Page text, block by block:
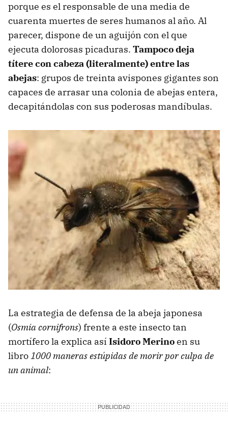
porque es el responsable de una media de
cuarenta muertes de seres humanos al año. Al
parecer, dispone de un aguijón con el que
ejecuta dolorosas picaduras. Tampoco deja
títere con cabeza (literalmente) entre las
abejas: grupos de treinta avispones gigantes son
capaces de arrasar una colonia de abejas entera,
decapitándolas con sus poderosas mandíbulas.
La estrategia de defensa de la abeja japonesa
(Osmia cornifrons) frente a este insecto tan
mortífero la explica así Isidoro Merinoen su
libro1000 maneras estúpidas de morir por culpa de
un animal: